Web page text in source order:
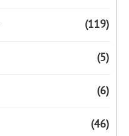
(119)
(5)
(6)
(46)